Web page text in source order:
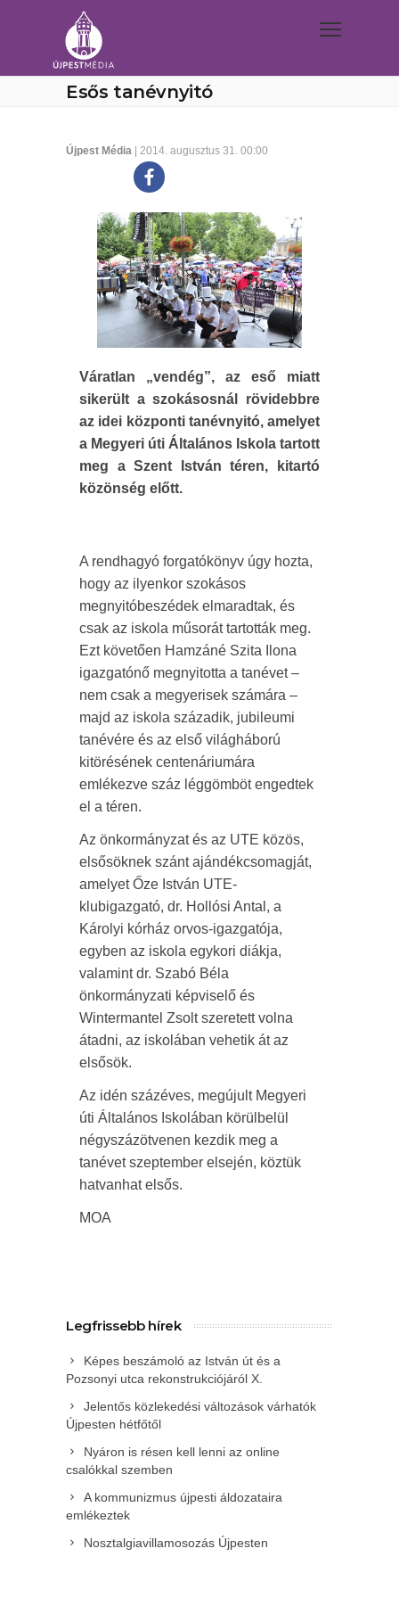
Esős tanévnyitó
Újpest Média | 2014. augusztus 31. 00:00
Váratlan „vendég”, az eső miatt
sikerült a szokásosnál rövidebbre
az idei központi tanévnyitó, amelyet
a Megyeri úti Általános Iskola tartott
meg a Szent István téren, kitartó
közönség előtt.
A rendhagyó forgatókönyv úgy hozta,
hogy az ilyenkor szokásos
megnyitóbeszédek elmaradtak, és
csak az iskola műsorát tartották meg.
Ezt követően Hamzáné Szita Ilona
igazgatónő megnyitotta a tanévet –
nem csak a megyerisek számára –
majd az iskola századik, jubileumi
tanévére és az első világháború
kitörésének centenáriumára
emlékezve száz léggömböt engedtek
el a téren.
Az önkormányzat és az UTE közös,
elsősöknek szánt ajándékcsomagját,
amelyet Őze István UTE-
klubigazgató, dr. Hollósi Antal, a
Károlyi kórház orvos-igazgatója,
egyben az iskola egykori diákja,
valamint dr. Szabó Béla
önkormányzati képviselő és
Wintermantel Zsolt szeretett volna
átadni, az iskolában vehetik át az
elsősök.
Az idén százéves, megújult Megyeri
úti Általános Iskolában körülbelül
négyszázötvenen kezdik meg a
tanévet szeptember elsején, köztük
hatvanhat elsős.
MOA
Legfrissebb hírek
Képes beszámoló az István út és a
Pozsonyi utca rekonstrukciójáról X.
Jelentős közlekedési változások várhatók
Újpesten hétfőtől
Nyáron is résen kell lenni az online
csalókkal szemben
A kommunizmus újpesti áldozataira
emlékeztek
Nosztalgiavillamosozás Újpesten